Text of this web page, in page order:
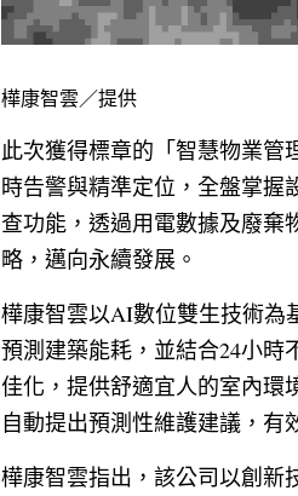
樺康智雲／提供
此次獲得標章的「智慧物業管
時告警與精準定位，全盤掌握
查功能，透過用電數據及廢棄
略，邁向永續發展。
樺康智雲以AI數位雙生技術為
預測建築能耗，並結合24小時
佳化，提供舒適宜人的室內環
自動提出預測性維護建議，有
樺康智雲指出，該公司以創新